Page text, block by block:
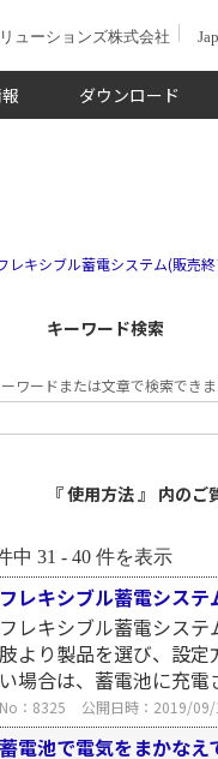
ューションズ株式会社
ダウンロード
レキシブル蓄電システム(販売終
キーワード検索
ワードまたは文章で検索でき
『 使用方法 』 内のご
中 31 - 40 件を表示
フレキシブル蓄電システ
フレキシブル蓄電シス
肢より製品を選び、設
い場合は、蓄電池に充
No：8325 公開日時：2019/
蓄電池で電気をまかな